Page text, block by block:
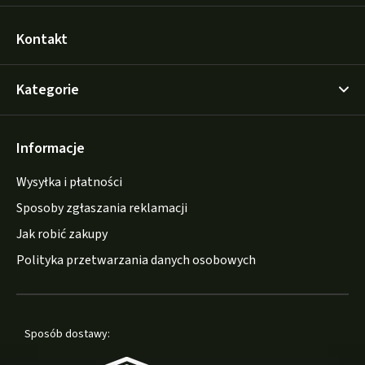
Kontakt
Kategorie
Informacje
Wysyłka i płatności
Sposoby zgłaszania reklamacji
Jak robić zakupy
Polityka przetwarzania danych osobowych
Sposób dostawy: